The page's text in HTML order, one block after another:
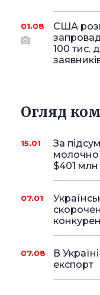
01.08
США
100 тис.
Огляд
15.01
За
$401 млн
07.01
07.08
В
експорт